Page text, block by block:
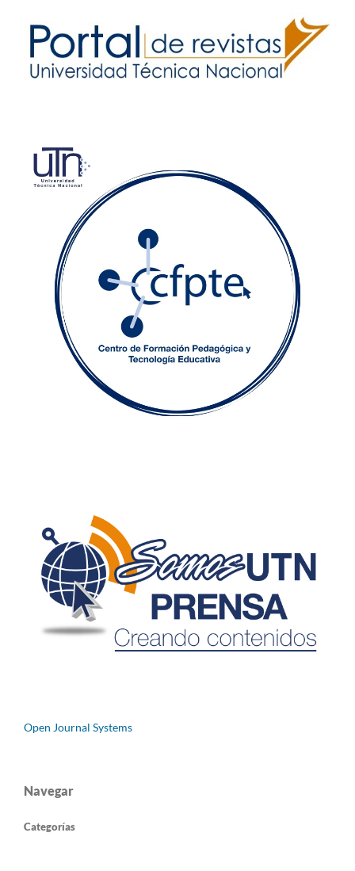
Open Journal Systems
Navegar
Categorías